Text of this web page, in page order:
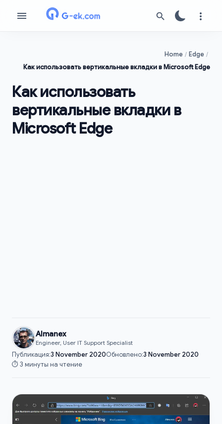
Home
Edge
Как использовать вертикальные вкладки в Microsoft Edge
Как использовать
вертикальные вкладки в
Microsoft Edge
Almanex
Engineer, User IT Support Specialist
Публикация:3 November 2020Обновлено:3 November 2020
⏱️ 3 минуты на чтение